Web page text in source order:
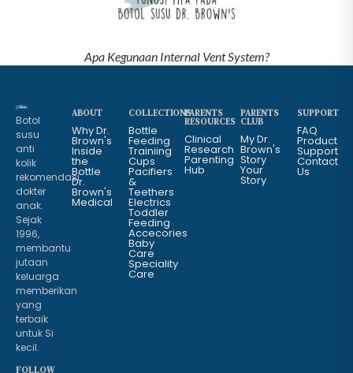
Apa Kegunaan Internal Vent System?
Botol
susu
anti
kolik
rekomendasi
dokter
anak.
Sejak
1996,
membantu
jutaan
keluarga
memberikan
yang
terbaik
untuk Si
kecil.
FOLLOW
ABOUT
Why Dr.
Brown's
Inside
the
Bottle
Dr.
Brown's
Medical
COLLECTIONS
Bottle
Feeding
Trainiing
Cups
Pacifiers
&
Teethers
Electrics
Toddler
Feeding
Accecories
Baby
Care
Speciality
Care
PARENTS
RESOURCES
Clinical
Research
Parenting
Hub
PARENTS
CLUB
My Dr.
Brown's
Story
Your
Story
SUPPORT
FAQ
Product
Support
Contact
Us